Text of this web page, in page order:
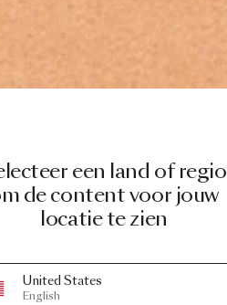
een land of regio
de content voor jouw
locatie te zien
United States
English